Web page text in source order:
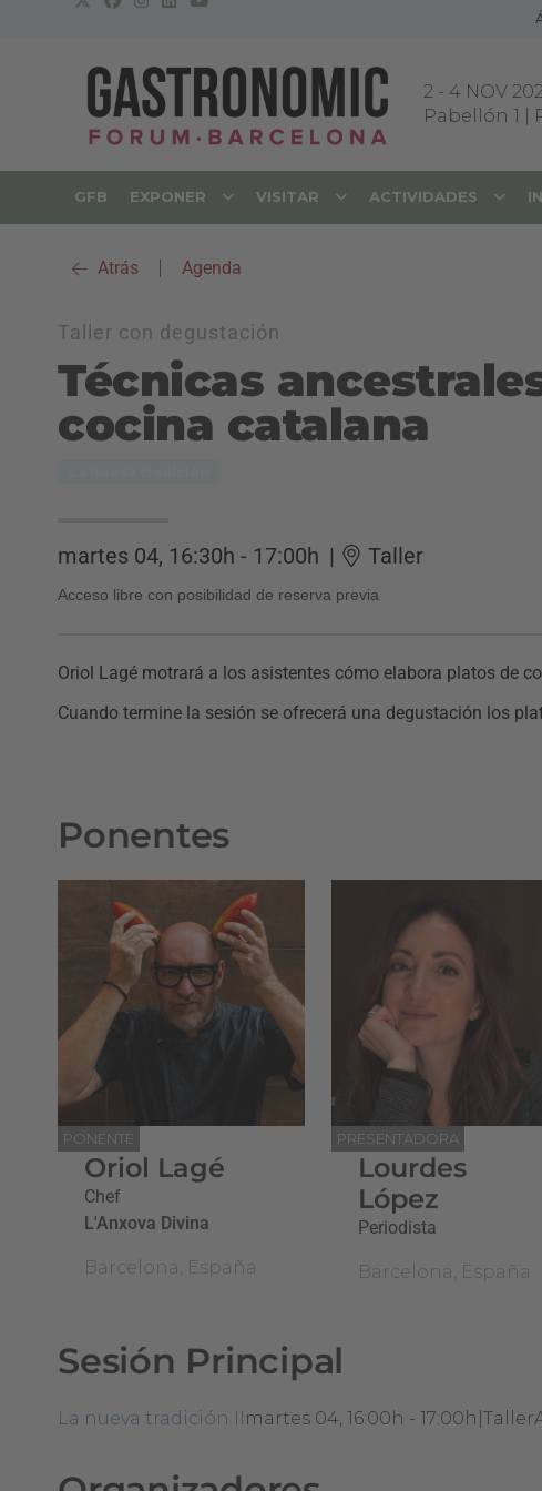
2 - 4 NOV
Pabellón 1 |
GFB EXPONER VISITAR ACTIVIDADES
Atrás Agenda
Taller con degustación
Técnicas
cocina catalana
martes 04, 16:30h - 17:00h | Taller
Acceso libre con posibilidad de reserva previa
Oriol Lagé motrará a los asistentes cómo elabora platos de
Cuando termine la sesión se ofrecerá una degustación los
Ponentes
PONENTE
Oriol Lagé
Chef
L'Anxova Divina
Barcelona, España
PRESENTADORA
Lourdes
López
Periodista
Barcelona, España
Sesión Principal
La nueva tradición II martes 04, 16:00h - 17:00h Taller